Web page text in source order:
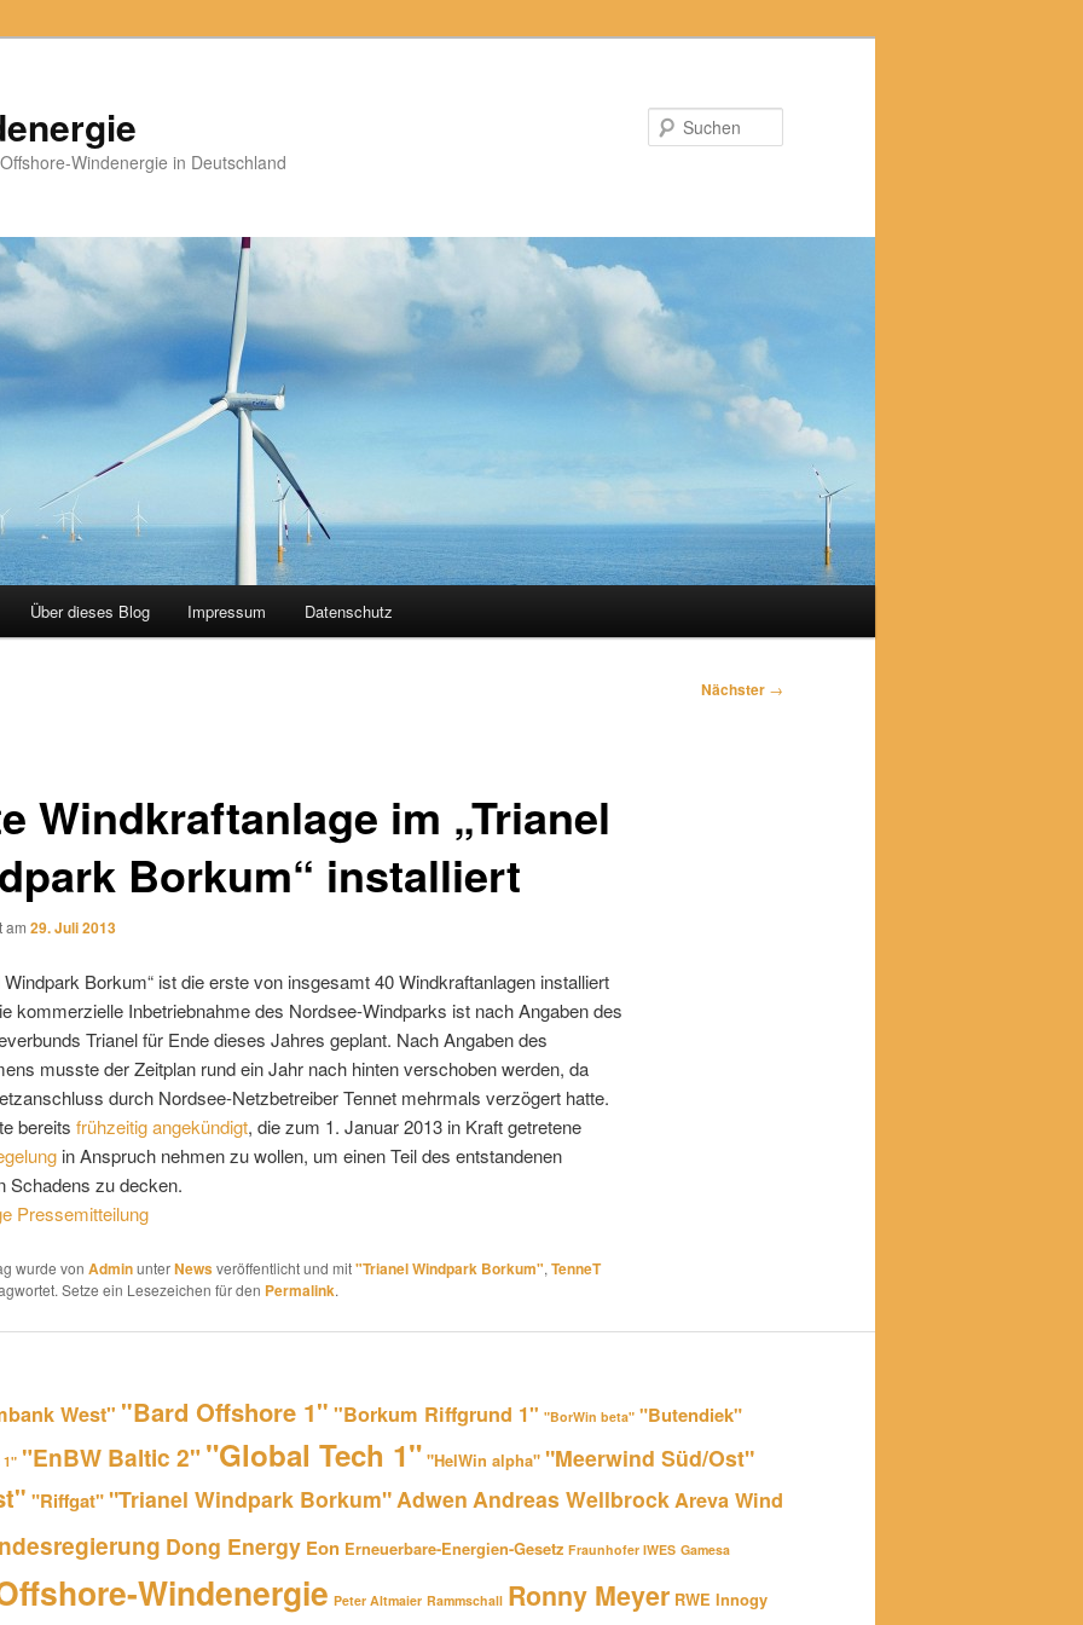
Windenergie in Deutschland
Über dieses Blog Impressum Datenschutz
Nächster →
Windkraftanlage im „Trianel
Borkum“ installiert
am 29. Juli 2013
Windpark Borkum“ ist die erste von insgesamt 40 Windkraftanlagen installiert
kommerzielle Inbetriebnahme des Nordsee-Windparks ist nach Angaben des
Trianel für Ende dieses Jahres geplant. Nach Angaben des
musste der Zeitplan rund ein Jahr nach hinten verschoben werden, da
durch Nordsee-Netzbetreiber Tennet mehrmals verzögert hatte.
bereits frühzeitig angekündigt, die zum 1. Januar 2013 in Kraft getretene
in Anspruch nehmen zu wollen, um einen Teil des entstandenen
Schadens zu decken.
Pressemitteilung
wurde von AdminunterNewsveröffentlicht und mit"Trianel Windpark Borkum",TenneT
Setze ein Lesezeichen für den Permalink.
West" "Bard Offshore 1" "Borkum Riffgrund 1" "BorWin beta" "Butendiek"
1" "EnBW Baltic 2" "Global Tech 1" "HelWin alpha" "Meerwind Süd/Ost"
"Riffgat""Trianel Windpark Borkum"Adwen Andreas WellbrockAreva Wind
Dong Energy Eon Erneuerbare-Energien-Gesetz Fraunhofer IWES Gamesa
Windenergie Peter Altmaier Rammschall Ronny Meyer RWE Innogy